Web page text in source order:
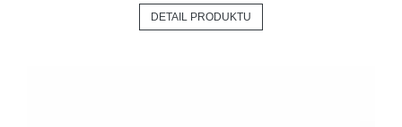
DETAIL PRODUKTU